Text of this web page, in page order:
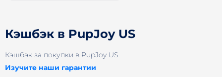
Кэшбэк в PupJoy US
Кэшбэк за покупки в PupJoy US
Изучите наши гарантии